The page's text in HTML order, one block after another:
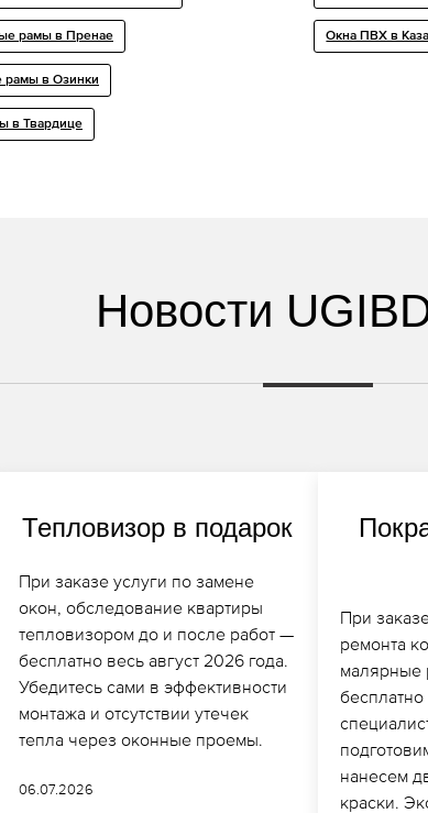
рамы в Пренае
рамы в Озинки
в Твардице
Окна ПВХ в
Новости
Тепловизор в подарок
При заказе услуги по замене
окон, обследование квартиры
тепловизором до и после работ —
бесплатно весь август 2026 года.
Убедитесь сами в эффективности
монтажа и отсутствии утечек
тепла через оконные проемы.
06.07.2026
При
ремонта
малярные
бесплатно
нанесем
краски.